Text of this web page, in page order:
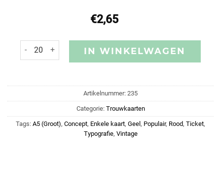
€2,65
IN WINKELWAGEN
Artikelnummer: 235
Categorie: Trouwkaarten
Tags: A5 (Groot), Concept, Enkele kaart, Geel, Populair, Rood, Ticket,
Typografie, Vintage